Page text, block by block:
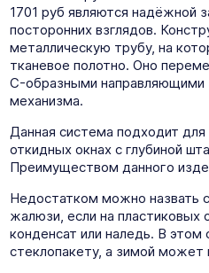
1701 руб являются надёжной
посторонних взглядов.
металлическую трубу, на
тканевое полотно. Оно
C-образными направляющими
механизма.
Данная система подходит
откидных окнах с глубиной
Преимуществом данного
Недостатком можно назвать
жалюзи, если на пластиковых
конденсат или наледь. В этом
стеклопакету, а зимой может